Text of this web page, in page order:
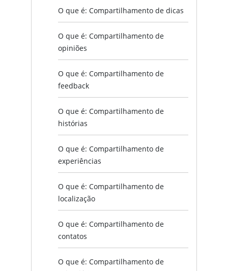
O que é: Compartilhamento de dicas
O que é: Compartilhamento de
opiniões
O que é: Compartilhamento de
feedback
O que é: Compartilhamento de
histórias
O que é: Compartilhamento de
experiências
O que é: Compartilhamento de
localização
O que é: Compartilhamento de
contatos
O que é: Compartilhamento de